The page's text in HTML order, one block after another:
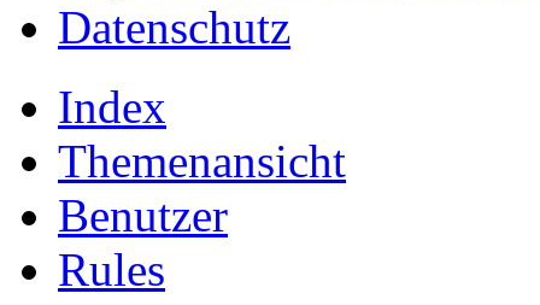
Datenschutz
Index
Themenansicht
Benutzer
Rules